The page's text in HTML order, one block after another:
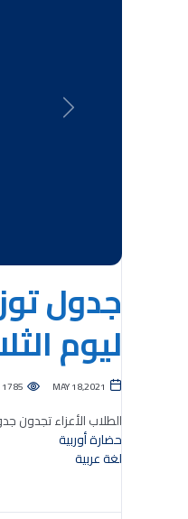
Previous
جدول
ليوم
MAY 18,2021
1785
الطلاب الأعزاء تجدون
حضارة أوربية
لغة عربية